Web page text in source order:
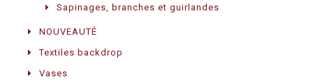
Sapinages, branches et guirlandes
NOUVEAUTÉ
Textiles backdrop
Vases